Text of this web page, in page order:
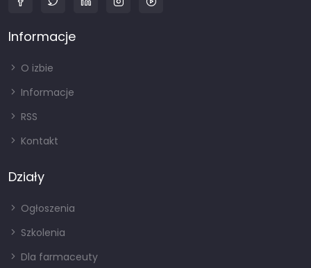
Informacje
O izbie
Informacje
RSS
Kontakt
Działy
Ogłoszenia
Szkolenia
Dla farmaceuty